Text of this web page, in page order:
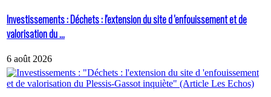
Investissements : Déchets : l'extension du site d 'enfouissement et de
valorisation du ...
6 août 2026